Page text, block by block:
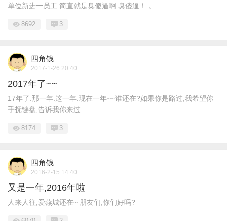
单位新进一员工 简直就是臭傻逼啊 臭傻逼！ 。
8692 3
四角钱
2017-1-26 20:40
2017年了~~
17年了.那一年.这一年.现在一年~~谁还在?如果你是路过,我希望你
手抚键盘,告诉我你来过... ...
8174 3
四角钱
2016-2-15 14:40
又是一年,2016年啦
人来人往,爱燕城还在~ 朋友们,你们好吗?